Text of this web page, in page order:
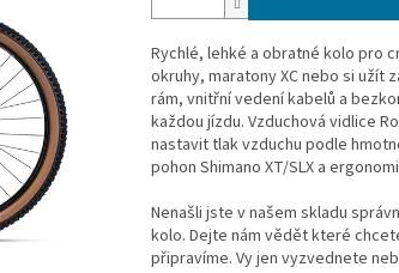
Rychlé, lehké a obratné kolo pro
okruhy, maratony XC nebo si užít
rám, vnitřní vedení kabelů a
každou jízdu. Vzduchová vidlice
nastavit tlak vzduchu podle
pohon Shimano XT/SLX a
Nenašli jste v našem skladu
kolo. Dejte nám vědět které
připravíme. Vy jen vyzvednete